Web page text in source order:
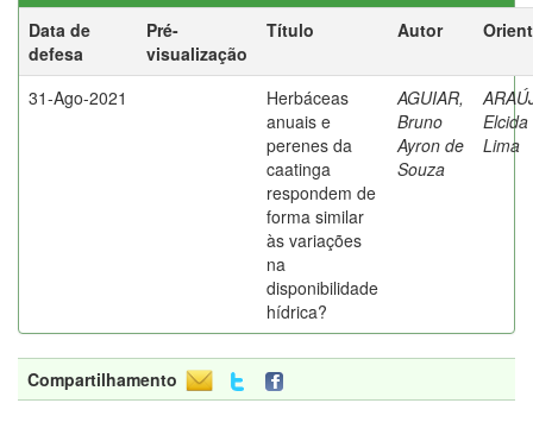
Data de
defesa
Pré-
visualização
Título Autor
31-Ago-2021
Herbáceas
anuais e
perenes da
caatinga
respondem de
forma similar
às variações
na
disponibilidade
hídrica?
AGUIAR,
Bruno
Ayron de
Souza
Elcida
Lima
Compartilhamento